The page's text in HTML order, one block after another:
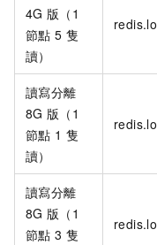
4G 版（1
節點 5 隻
讀）
讀寫分離
8G 版（1
節點 1 隻
讀）
讀寫分離
8G 版（1
節點 3 隻